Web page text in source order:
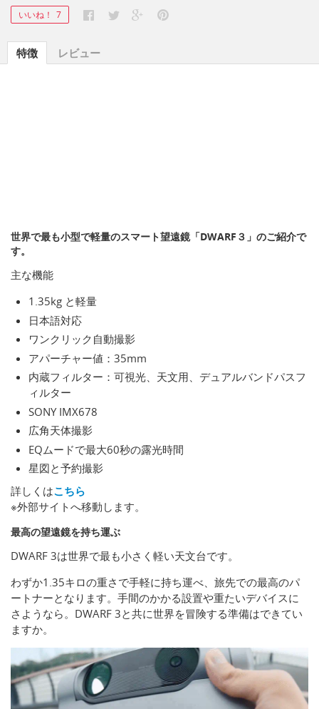
いいね！ 7
特徴 レビュー
世界で最も小型で軽量のスマート望遠鏡「DWARF３」のご紹介で
す。
主な機能
1.35kg と軽量
日本語対応
ワンクリック自動撮影
アパーチャー値：35mm
内蔵フィルター：可視光、天文用、デュアルバンドパスフ
ィルター
SONY IMX678
広角天体撮影
EQムードで最大60秒の露光時間
星図と予約撮影
詳しくはこちら
※外部サイトへ移動します。
最高の望遠鏡を持ち運ぶ
DWARF 3は世界で最も小さく軽い天文台です。
わずか1.35キロの重さで手軽に持ち運べ、旅先での最高のパ
ートナーとなります。手間のかかる設置や重たいデバイスに
さようなら。DWARF 3と共に世界を冒険する準備はできてい
ますか。